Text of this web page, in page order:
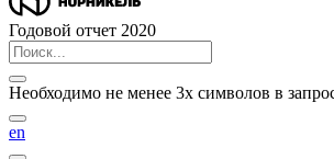
Годовой отчет 2020
Необходимо не менее 3х символов в
en